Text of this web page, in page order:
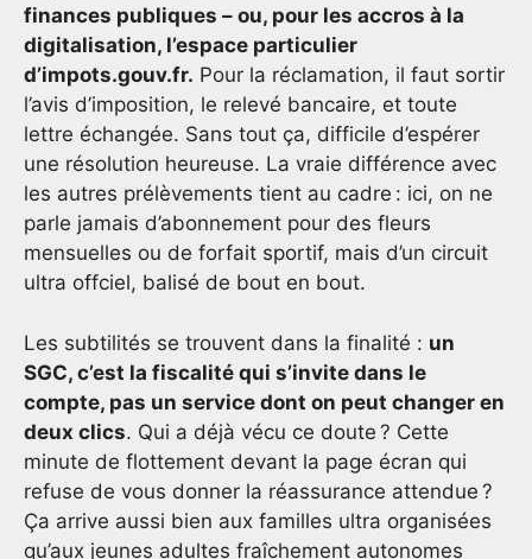
finances publiques – ou, pour les accros à la
digitalisation, l’espace particulier
d’impots.gouv.fr. Pour la réclamation, il faut sortir
l’avis d’imposition, le relevé bancaire, et toute
lettre échangée. Sans tout ça, difficile d’espérer
une résolution heureuse. La vraie différence avec
les autres prélèvements tient au cadre : ici, on ne
parle jamais d’abonnement pour des fleurs
mensuelles ou de forfait sportif, mais d’un circuit
ultra offciel, balisé de bout en bout.
Les subtilités se trouvent dans la finalité : un
SGC, c’est la fiscalité qui s’invite dans le
compte, pas un service dont on peut changer en
deux clics. Qui a déjà vécu ce doute ? Cette
minute de flottement devant la page écran qui
refuse de vous donner la réassurance attendue ?
Ça arrive aussi bien aux familles ultra organisées
qu’aux jeunes adultes fraîchement autonomes